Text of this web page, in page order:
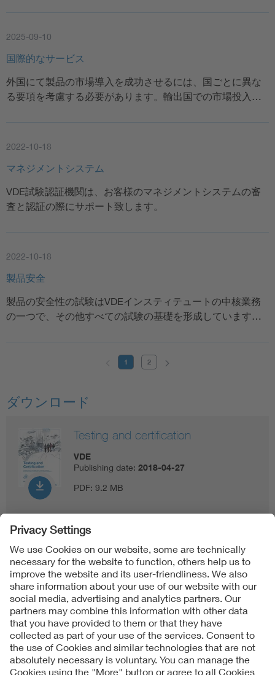
2025-09-10
国際的なサービス
外国にて製品の市場導入を成功させるには、国ごとに異な
る要項を考慮する必要があります。輸出国での市場投入…
2022-10-18
マネジメントシステム
VDE試験認証機関は、お客様のマネジメントシステムの審
査と認証の際にサポート致します。
2022-10-18
製品安全
製品の安全性の試験はVDEインスティテュートの中核業務
の一つで、その他すべての試験の基礎を形成しています…
1 2
ダウンロード
Testing and certification
VDE
Publishing date: 2018-04-27
PDF: 9.2 MB
Follow us on